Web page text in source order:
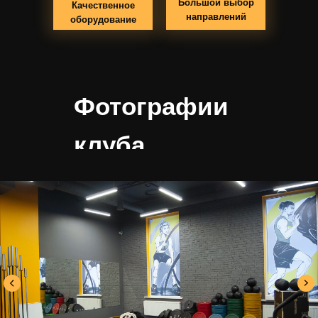
Качественное
оборудование
Большой выбор
направлений
Фотографии
клуба